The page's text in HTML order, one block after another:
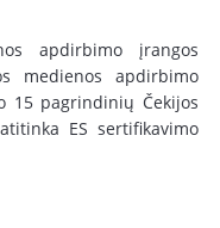
apdirbimo įrangos
medienos apdirbimo
15 pagrindinių Čekijos
ES sertifikavimo